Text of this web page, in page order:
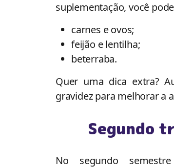
suplementação, você
carnes e ovos;
feijão e lentilha;
beterraba.
Quer uma dica extra?
gravidez para melhorar a
Segundo
No segundo